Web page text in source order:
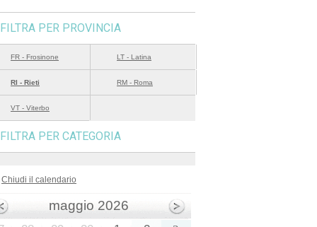
FILTRA PER PROVINCIA
FR - Frosinone LT - Latina
RI - Rieti RM - Roma
VT - Viterbo
FILTRA PER CATEGORIA
Chiudi il calendario
maggio 2026